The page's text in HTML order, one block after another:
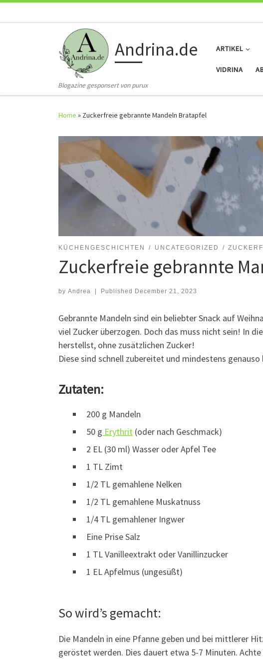
Andrina.de
Blogazine gesponsert von purux
ARTIKEL
VIDRINA
Home » Zuckerfreie gebrannte Mandeln Bratapfel
KÜCHENGESCHICHTEN UNCATEGORIZED
Zuckerfreie gebrannte
by Andrea Published December 21, 2023
Gebrannte Mandeln sind ein beliebter Snack auf
viel Zucker überzogen. Doch das muss nicht sein! In
herstellst, ohne zusätzlichen Zucker!
Diese sind schnell zubereitet und mindestens
Zutaten:
200 g Mandeln
50 g Erythrit (oder nach Geschmack)
2 EL (30 ml) Wasser oder Apfel Tee
1 TL Zimt
1/2 TL gemahlene Nelken
1/2 TL gemahlene Muskatnuss
1/4 TL gemahlener Ingwer
Eine Prise Salz
1 TL Vanilleextrakt oder Vanillinzucker
1 EL Apfelmus (ungesüßt)
So wird’s gemacht:
Die Mandeln in eine Pfanne geben und bei mittlerer
geröstet werden. Dies dauert etwa 5-7 Minuten.